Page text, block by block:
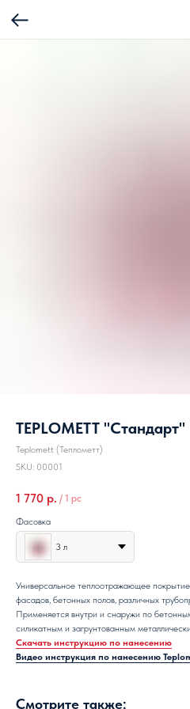
TEPLOMETT "Стандарт"
Teplomett (Теплометт)
SKU: 00001
1 770 р. / 1 pc
Фасовка
3 л
Универсальное теплоотражающее
фасадов, бетонных полов, различных
Применяется внутри и снаружи по
силикатным и загрунтованным
Скачать инструкцию по нанесению
Видео инструкция по нанесению
Смотрите также: